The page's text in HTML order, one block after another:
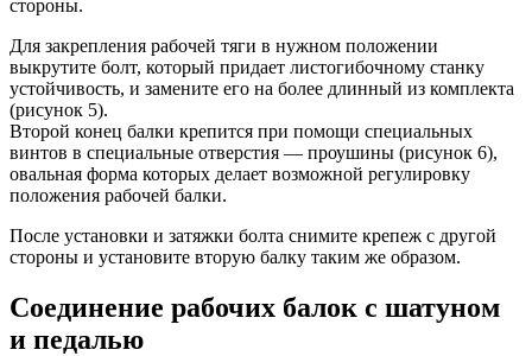
стороны.
Для закрепления рабочей тяги в нужном положении
выкрутите болт, который придает листогибочному станку
устойчивость, и замените его на более длинный из комплекта
(рисунок 5).
Второй конец балки крепится при помощи специальных
винтов в специальные отверстия — проушины (рисунок 6),
овальная форма которых делает возможной регулировку
положения рабочей балки.
После установки и затяжки болта снимите крепеж с другой
стороны и установите вторую балку таким же образом.
Соединение рабочих балок с шатуном
и педалью